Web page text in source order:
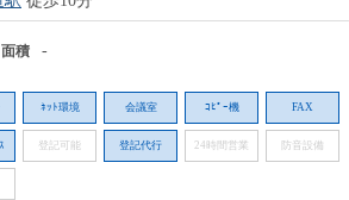
面積 -
ﾈｯﾄ環境 会議室 ｺﾋﾟｰ機 FAX
登記可能 登記代行 24時間営業 防音設備